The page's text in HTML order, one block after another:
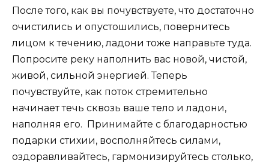
После того, как вы почувствуете, что достаточно
очистились и опустошились, повернитесь
лицом к течению, ладони тоже направьте туда.
Попросите реку наполнить вас новой, чистой,
живой, сильной энергией. Теперь
почувствуйте, как поток стремительно
начинает течь сквозь ваше тело и ладони,
наполняя его. Принимайте с благодарностью
подарки стихии, восполняйтесь силами,
оздоравливайтесь, гармонизируйтесь столько,